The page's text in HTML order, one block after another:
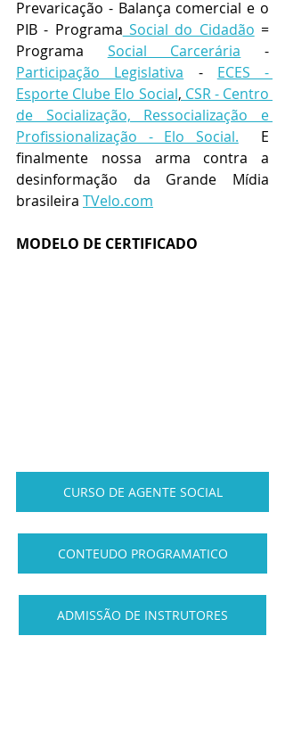
Prevaricação - Balança comercial e o
PIB - Programa Social do Cidadão =
Programa Social Carcerária
Participação Legislativa - ECES -
Esporte Clube Elo Social, CSR - Centro
de Socialização, Ressocialização e
Profissionalização - Elo Social. E
finalmente nossa arma contra a
desinformação da Grande Mídia
brasileira TVelo.com
MODELO DE CERTIFICADO
CURSO DE AGENTE SOCIAL
CONTEUDO PROGRAMATICO
ADMISSÃO DE INSTRUTORES